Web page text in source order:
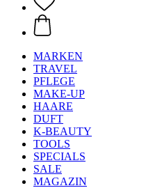
MARKEN
TRAVEL
PFLEGE
MAKE-UP
HAARE
DUFT
K-BEAUTY
TOOLS
SPECIALS
SALE
MAGAZIN